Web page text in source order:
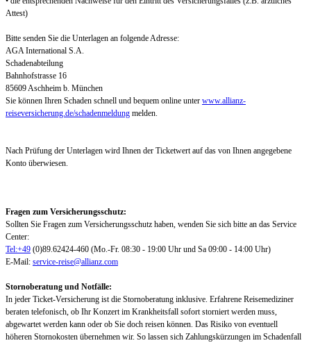
Attest)
Bitte senden Sie die Unterlagen an folgende Adresse:
AGA International S.A.
Schadenabteilung
Bahnhofstrasse 16
85609 Aschheim b. München
Sie können Ihren Schaden schnell und bequem online unter www.allianz-
reiseversicherung.de/schadenmeldung melden.
Nach Prüfung der Unterlagen wird Ihnen der Ticketwert auf das von Ihnen angegebene
Konto überwiesen.
Fragen zum Versicherungsschutz:
Sollten Sie Fragen zum Versicherungsschutz haben, wenden Sie sich bitte an das Service
Center:
Tel:+49 (0)89.62424-460 (Mo.-Fr. 08:30 - 19:00 Uhr und Sa 09:00 - 14:00 Uhr)
E-Mail: service-reise@allianz.com
Stornoberatung und Notfälle:
In jeder Ticket-Versicherung ist die Stornoberatung inklusive. Erfahrene Reisemediziner
beraten telefonisch, ob Ihr Konzert im Krankheitsfall sofort storniert werden muss,
abgewartet werden kann oder ob Sie doch reisen können. Das Risiko von eventuell
höheren Stornokosten übernehmen wir. So lassen sich Zahlungskürzungen im Schadenfall